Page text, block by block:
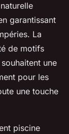
garantissant
La
de motifs
une
pour les
une touche
piscine